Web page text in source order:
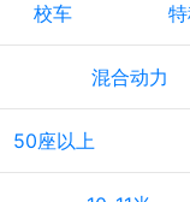
校车
混合动力
50座以上